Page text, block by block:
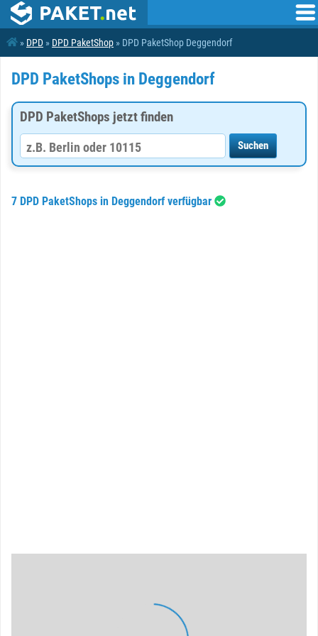
» DPD » DPD PaketShop » DPD PaketShop Deggendorf
DPD PaketShops in Deggendorf
DPD PaketShops jetzt finden
7 DPD PaketShops in Deggendorf verfügbar